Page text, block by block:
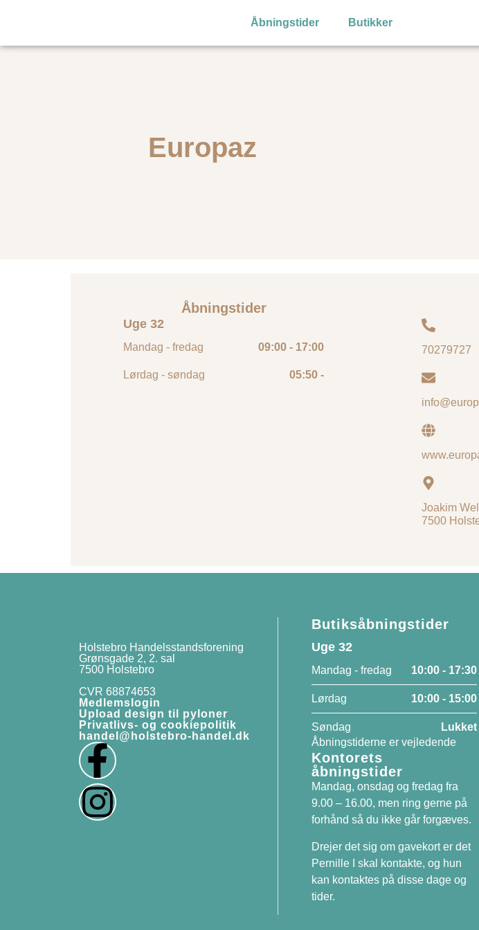
Åbningstider Butikker
Europaz
Åbningstider
Uge 32
Mandag - fredag 09:00 - 17:00
Lørdag - søndag 05:50 -
70279727
Joakim
7500
Holstebro Handelsstandsforening
Grønsgade 2, 2. sal
7500 Holstebro
CVR 68874653
Medlemslogin
Upload design til pyloner
Privatlivs- og cookiepolitik
handel@holstebro-handel.dk
Butiksåbningstider
Uge 32
Mandag - fredag 10:00 - 17:30
Lørdag 10:00 - 15:00
Søndag
Lukket
Åbningstiderne er vejledende
Kontorets
åbningstider
Mandag, onsdag og fredag fra
9.00 – 16.00, men ring gerne på
forhånd så du ikke går forgæves.
Drejer det sig om gavekort er det
Pernille I skal kontakte, og hun
kan kontaktes på disse dage og
tider.